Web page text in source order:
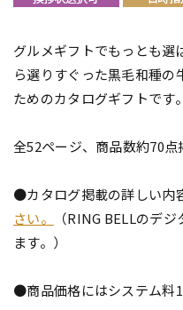
グルメギフトでもっとも選
ら選りすぐった黒毛和種
ためのカタログギフトです。
全52ページ、商品数約70点
●カタログ掲載の詳しい内
さい。
（RING BELLのデ
ます。）
●商品価格にはシステム料